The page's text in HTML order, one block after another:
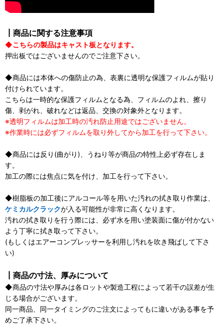
┃商品に関する注意事項
◆こちらの製品はキャスト板となります。
押出板ではございませんのでご注意下さい。
◆商品には本体への傷防止の為、表裏に透明な保護フィルムが貼り
付けられています。
こちらは一時的な保護フィルムとなる為、フィルムのよれ、擦り
傷、剥がれ、破れなどは返品、交換の対象外となります。
※透明フィルムは加工時の汚れ防止用途ではございません。
※作業時には必ずフィルムを取り外してから加工を行って下さい。
◆商品には反り(曲がり)、うねり等が商品の特性上必ず存在しま
す。
加工の際には焦点に気を付け、加工を行って下さい。
◆樹脂板の加工後にアルコール等を用いた汚れの拭き取り作業は、
ケミカルクラックが入る可能性が非常に高くなります。
汚れの拭き取りを行う際には、必ず水を用い塗装面に傷が付かない
よう丁寧に拭き取って下さい。
(もしくはエアーコンプレッサーを利用し汚れを吹き飛ばして下さ
い)
┃商品の寸法、厚みについて
◆商品の寸法や厚みは各ロットや製造工程によって若干の誤差が生
じる場合がございます。
同一商品、同一タイミングのご注文によってもに違いがある事を予
めご了承下さい。